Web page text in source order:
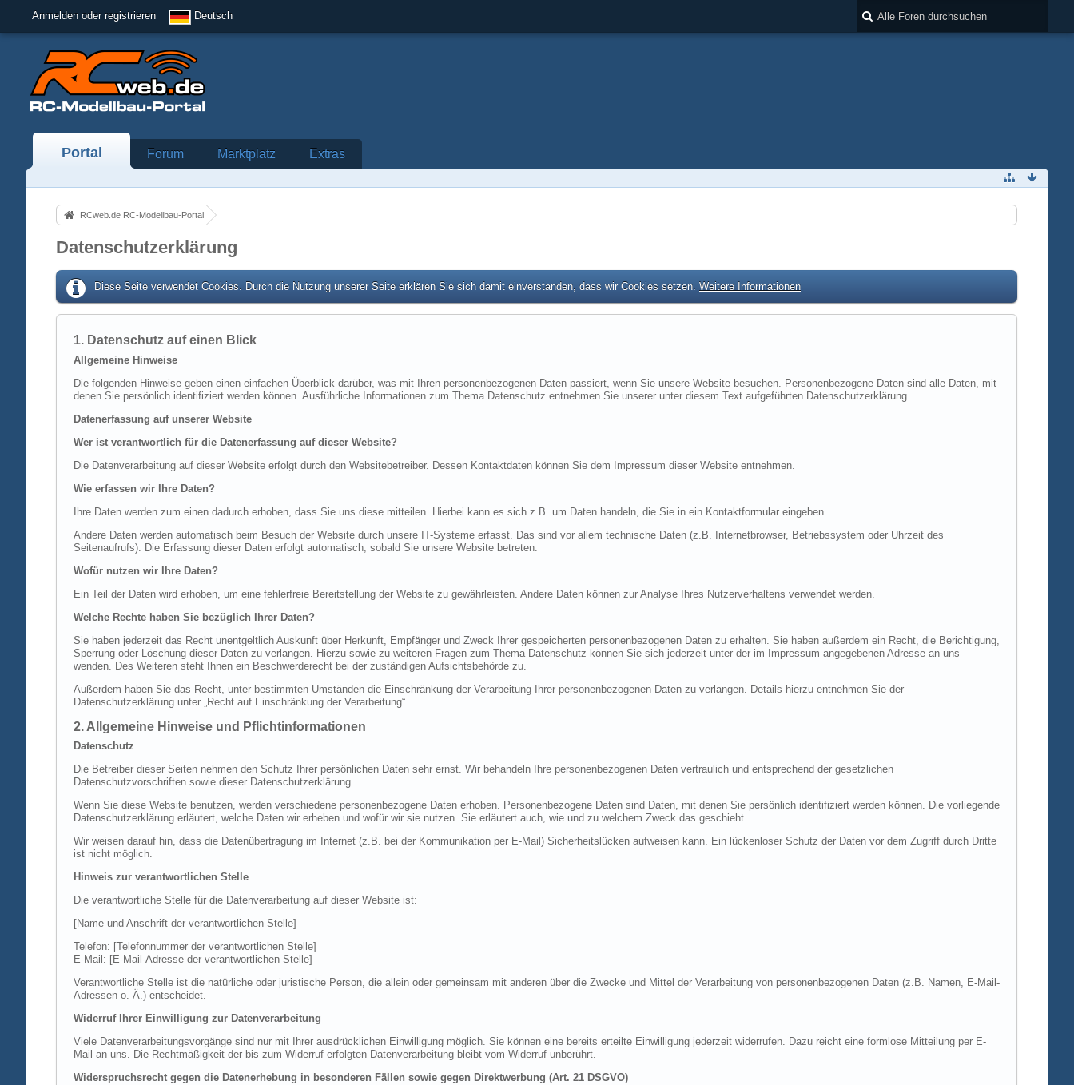
Anmelden oder registrieren Deutsch
Portal Forum Marktplatz Extras
RCweb.de RC-Modellbau-Portal
Datenschutzerklärung
Diese Seite verwendet Cookies. Durch die Nutzung unserer Seite erklären Sie sich damit einverstanden, dass wir Cookies setzen. Weitere Informationen
1. Datenschutz auf einen Blick
Allgemeine Hinweise
Die folgenden Hinweise geben einen einfachen Überblick darüber, was mit Ihren personenbezogenen Daten passiert, wenn Sie unsere Website besuchen. Personenbezogene Daten sind alle Daten, mit
denen Sie persönlich identifiziert werden können. Ausführliche Informationen zum Thema Datenschutz entnehmen Sie unserer unter diesem Text aufgeführten Datenschutzerklärung.
Datenerfassung auf unserer Website
Wer ist verantwortlich für die Datenerfassung auf dieser Website?
Die Datenverarbeitung auf dieser Website erfolgt durch den Websitebetreiber. Dessen Kontaktdaten können Sie dem Impressum dieser Website entnehmen.
Wie erfassen wir Ihre Daten?
Ihre Daten werden zum einen dadurch erhoben, dass Sie uns diese mitteilen. Hierbei kann es sich z.B. um Daten handeln, die Sie in ein Kontaktformular eingeben.
Andere Daten werden automatisch beim Besuch der Website durch unsere IT-Systeme erfasst. Das sind vor allem technische Daten (z.B. Internetbrowser, Betriebssystem oder Uhrzeit des
Seitenaufrufs). Die Erfassung dieser Daten erfolgt automatisch, sobald Sie unsere Website betreten.
Wofür nutzen wir Ihre Daten?
Ein Teil der Daten wird erhoben, um eine fehlerfreie Bereitstellung der Website zu gewährleisten. Andere Daten können zur Analyse Ihres Nutzerverhaltens verwendet werden.
Welche Rechte haben Sie bezüglich Ihrer Daten?
Sie haben jederzeit das Recht unentgeltlich Auskunft über Herkunft, Empfänger und Zweck Ihrer gespeicherten personenbezogenen Daten zu erhalten. Sie haben außerdem ein Recht, die Berichtigung,
Sperrung oder Löschung dieser Daten zu verlangen. Hierzu sowie zu weiteren Fragen zum Thema Datenschutz können Sie sich jederzeit unter der im Impressum angegebenen Adresse an uns
wenden. Des Weiteren steht Ihnen ein Beschwerderecht bei der zuständigen Aufsichtsbehörde zu.
Außerdem haben Sie das Recht, unter bestimmten Umständen die Einschränkung der Verarbeitung Ihrer personenbezogenen Daten zu verlangen. Details hierzu entnehmen Sie der
Datenschutzerklärung unter „Recht auf Einschränkung der Verarbeitung“.
2. Allgemeine Hinweise und Pflichtinformationen
Datenschutz
Die Betreiber dieser Seiten nehmen den Schutz Ihrer persönlichen Daten sehr ernst. Wir behandeln Ihre personenbezogenen Daten vertraulich und entsprechend der gesetzlichen
Datenschutzvorschriften sowie dieser Datenschutzerklärung.
Wenn Sie diese Website benutzen, werden verschiedene personenbezogene Daten erhoben. Personenbezogene Daten sind Daten, mit denen Sie persönlich identifiziert werden können. Die vorliegende
Datenschutzerklärung erläutert, welche Daten wir erheben und wofür wir sie nutzen. Sie erläutert auch, wie und zu welchem Zweck das geschieht.
Wir weisen darauf hin, dass die Datenübertragung im Internet (z.B. bei der Kommunikation per E-Mail) Sicherheitslücken aufweisen kann. Ein lückenloser Schutz der Daten vor dem Zugriff durch Dritte
ist nicht möglich.
Hinweis zur verantwortlichen Stelle
Die verantwortliche Stelle für die Datenverarbeitung auf dieser Website ist:
[Name und Anschrift der verantwortlichen Stelle]
Telefon: [Telefonnummer der verantwortlichen Stelle]
E-Mail: [E-Mail-Adresse der verantwortlichen Stelle]
Verantwortliche Stelle ist die natürliche oder juristische Person, die allein oder gemeinsam mit anderen über die Zwecke und Mittel der Verarbeitung von personenbezogenen Daten (z.B. Namen, E-Mail-
Adressen o. Ä.) entscheidet.
Widerruf Ihrer Einwilligung zur Datenverarbeitung
Viele Datenverarbeitungsvorgänge sind nur mit Ihrer ausdrücklichen Einwilligung möglich. Sie können eine bereits erteilte Einwilligung jederzeit widerrufen. Dazu reicht eine formlose Mitteilung per E-
Mail an uns. Die Rechtmäßigkeit der bis zum Widerruf erfolgten Datenverarbeitung bleibt vom Widerruf unberührt.
Widerspruchsrecht gegen die Datenerhebung in besonderen Fällen sowie gegen Direktwerbung (Art. 21 DSGVO)